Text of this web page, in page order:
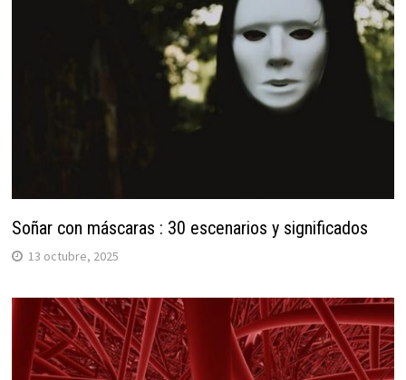
Soñar con máscaras : 30 escenarios y significados
13 octubre, 2025